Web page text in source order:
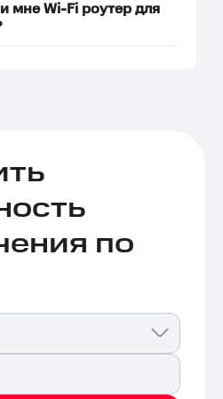
мне Wi-Fi роутер для
по